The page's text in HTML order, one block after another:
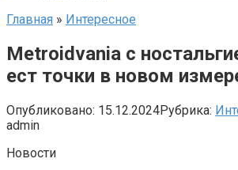
Главная » Интересное
Metroidvania с
ест точки в новом
Опубликовано: 15.12.2024Рубрика:
admin
Новости